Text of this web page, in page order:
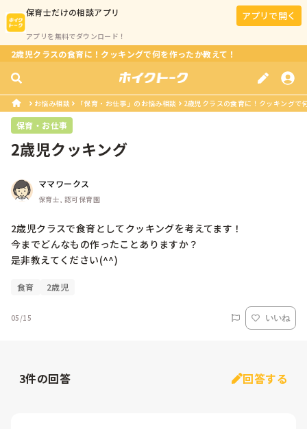
保育士だけの相談アプリ
アプリを無料でダウンロード！
アプリで開く
2歳児クラスの食育に！クッキングで何を作ったか教えて！
お悩み相談 「保育・お仕事」のお悩み相談 2歳児クラスの食育に！クッキングで
保育・お仕事
2歳児クッキング
ママワークス
保育士, 認可保育園
2歳児クラスで食育としてクッキングを考えてます！
今までどんなもの作ったことありますか？
是非教えてください(^^)
食育 2歳児
05/15 いいね
3件の回答 回答する